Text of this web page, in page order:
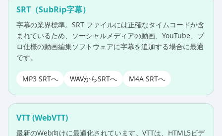
SRT（SubRip字幕）
字幕の業界標準。SRT ファイルには正確なタイムコードが含
まれているため、ソーシャルメディアの動画、YouTube、プ
ロ仕様の動画編集ソフトウェアに字幕を追加する場合に最適
です。
MP3 SRTへ WAVからSRTへ M4A SRTへ
VTT (WebVTT)
最新のWeb向けに最適化されています。VTTは、HTML5ビデ